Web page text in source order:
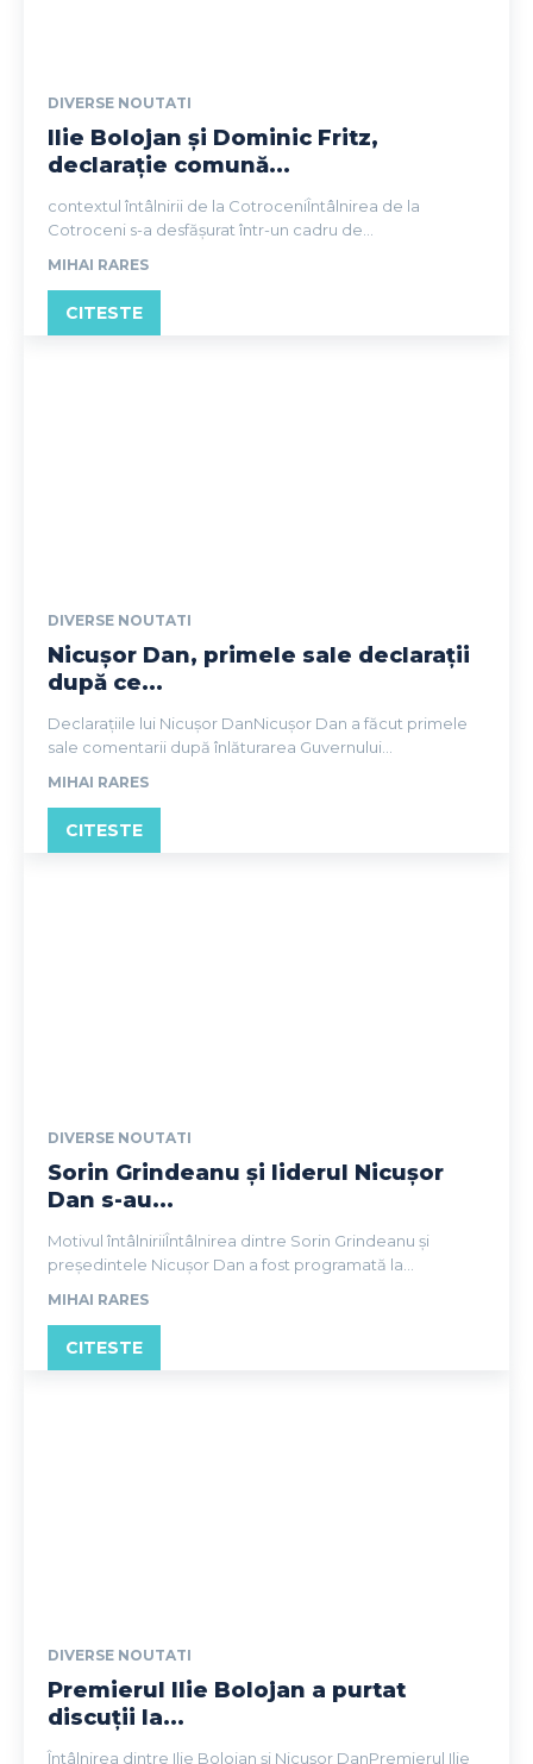
DIVERSE NOUTATI
Ilie Bolojan și Dominic Fritz,
declarație comună...
contextul întâlnirii de la CotroceniÎntâlnirea de la
Cotroceni s-a desfășurat într-un cadru de...
MIHAI RARES
CITESTE
DIVERSE NOUTATI
Nicușor Dan, primele sale declarații
după ce...
Declarațiile lui Nicușor DanNicușor Dan a făcut primele
sale comentarii după înlăturarea Guvernului...
MIHAI RARES
CITESTE
DIVERSE NOUTATI
Sorin Grindeanu și liderul Nicușor
Dan s-au...
Motivul întâlniriiÎntâlnirea dintre Sorin Grindeanu și
președintele Nicușor Dan a fost programată la...
MIHAI RARES
CITESTE
DIVERSE NOUTATI
Premierul Ilie Bolojan a purtat
discuții la...
Întâlnirea dintre Ilie Bolojan și Nicușor DanPremierul Ilie